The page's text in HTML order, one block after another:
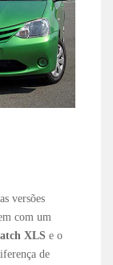
versões
com um
XLS e o
de